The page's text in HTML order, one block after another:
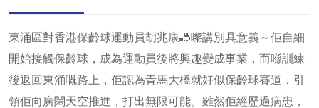
東涌區對香港保齡球運動員胡兆康🎳嚟講別具意義～佢自細
開始接觸保齡球，成為運動員後將興趣變成事業，而喺訓練
後返回東涌嘅路上，佢認為青馬大橋就好似保齡球賽道，引
領佢向廣闊天空推進，打出無限可能。雖然佢經歷過病患，